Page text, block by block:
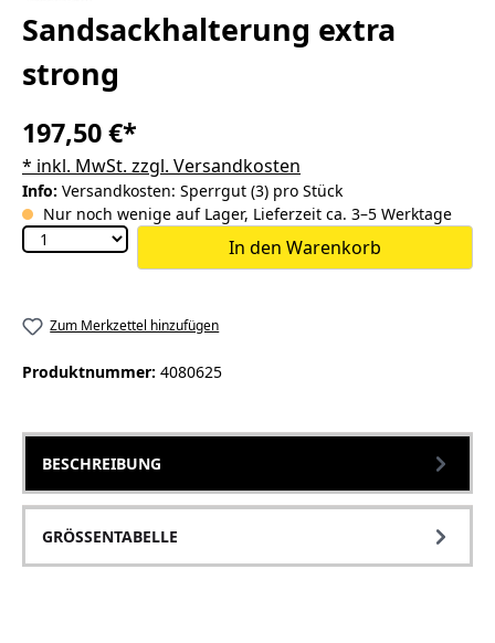
Sandsackhalterung extra
strong
197,50 €*
* inkl. MwSt. zzgl. Versandkosten
Info: Versandkosten: Sperrgut (3) pro Stück
Nur noch wenige auf Lager, Lieferzeit ca. 3–5 Werktage
In den Warenkorb
Zum Merkzettel hinzufügen
Produktnummer: 4080625
BESCHREIBUNG
GRÖSSENTABELLE